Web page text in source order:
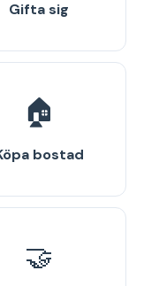
Gifta sig
🏠
bostad
🤝